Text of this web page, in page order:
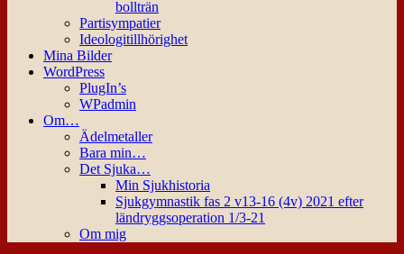
bollträn
Partisympatier
Ideologitillhörighet
Mina Bilder
WordPress
PlugIn’s
WPadmin
Om…
Ädelmetaller
Bara min…
Det Sjuka…
Min Sjukhistoria
Sjukgymnastik fas 2 v13-16 (4v) 2021 efter
ländryggsoperation 1/3-21
Om mig